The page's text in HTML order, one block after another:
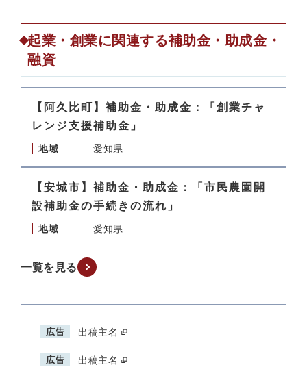
起業・創業に関連する補助金・助成金・
融資
【阿久比町】補助金・助成金：「創業チャ
レンジ支援補助金」
地域 愛知県
【安城市】補助金・助成金：「市民農園開
設補助金の手続きの流れ」
地域 愛知県
一覧を見る
広告 出稿主名
広告 出稿主名